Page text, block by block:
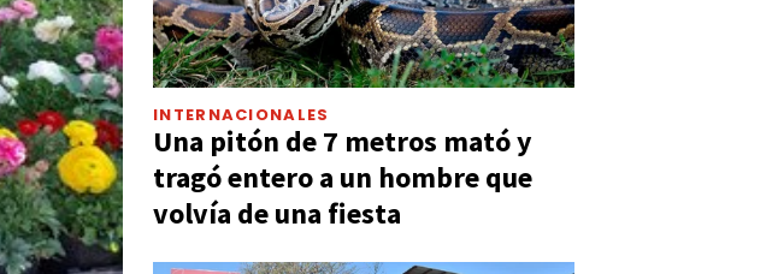
INTERNACIONALES
Una pitón de 7 metros mató y
tragó entero a un hombre que
volvía de una fiesta